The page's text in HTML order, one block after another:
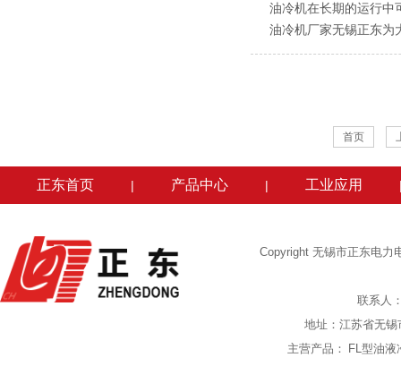
油冷机在长期的运行中
油冷机厂家无锡正东为
据，当排气压力过高的
首页
正东首页 | 产品中心 | 工业应用
Copyright 无锡市正东电力
联系人
地址：江苏省无
主营产品： FL型油液